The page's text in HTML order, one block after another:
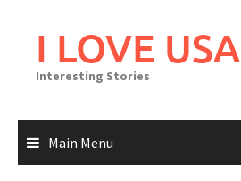
I LOVE USA
Interesting Stories
Main Menu